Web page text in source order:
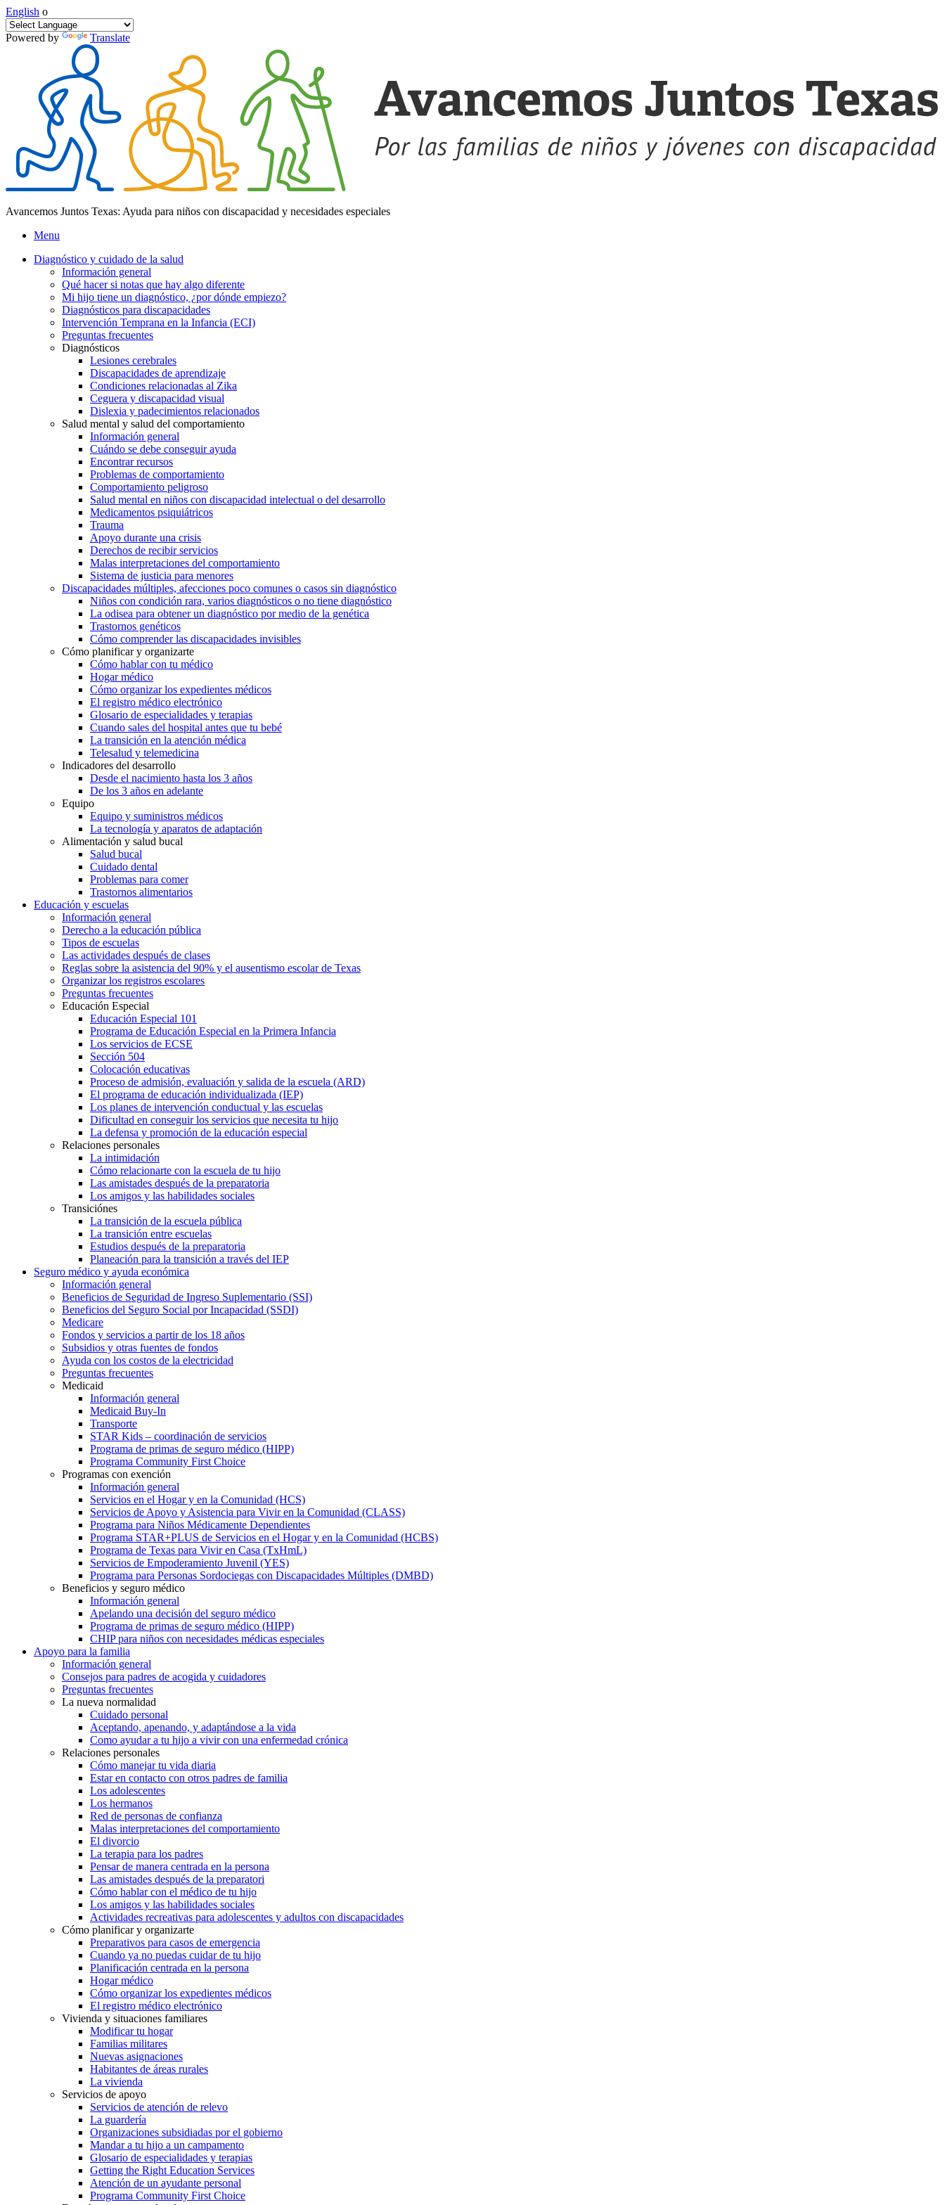
English o
Powered by Translate
Avancemos Juntos Texas: Ayuda para niños con discapacidad y necesidades especiales
Menu
Diagnóstico y cuidado de la salud
Información general
Qué hacer si notas que hay algo diferente
Mi hijo tiene un diagnóstico, ¿por dónde empiezo?
Diagnósticos para discapacidades
Intervención Temprana en la Infancia (ECI)
Preguntas frecuentes
Diagnósticos
Lesiones cerebrales
Discapacidades de aprendizaje
Condiciones relacionadas al Zika
Ceguera y discapacidad visual
Dislexia y padecimientos relacionados
Salud mental y salud del comportamiento
Información general
Cuándo se debe conseguir ayuda
Encontrar recursos
Problemas de comportamiento
Comportamiento peligroso
Salud mental en niños con discapacidad intelectual o del desarrollo
Medicamentos psiquiátricos
Trauma
Apoyo durante una crisis
Derechos de recibir servicios
Malas interpretaciones del comportamiento
Sistema de justicia para menores
Discapacidades múltiples, afecciones poco comunes o casos sin diagnóstico
Niños con condición rara, varios diagnósticos o no tiene diagnóstico
La odisea para obtener un diagnóstico por medio de la genética
Trastornos genéticos
Cómo comprender las discapacidades invisibles
Cómo planificar y organizarte
Cómo hablar con tu médico
Hogar médico
Cómo organizar los expedientes médicos
El registro médico electrónico
Glosario de especialidades y terapias
Cuando sales del hospital antes que tu bebé
La transición en la atención médica
Telesalud y telemedicina
Indicadores del desarrollo
Desde el nacimiento hasta los 3 años
De los 3 años en adelante
Equipo
Equipo y suministros médicos
La tecnología y aparatos de adaptación
Alimentación y salud bucal
Salud bucal
Cuidado dental
Problemas para comer
Trastornos alimentarios
Educación y escuelas
Información general
Derecho a la educación pública
Tipos de escuelas
Las actividades después de clases
Reglas sobre la asistencia del 90% y el ausentismo escolar de Texas
Organizar los registros escolares
Preguntas frecuentes
Educación Especial
Educación Especial 101
Programa de Educación Especial en la Primera Infancia
Los servicios de ECSE
Sección 504
Colocación educativas
Proceso de admisión, evaluación y salida de la escuela (ARD)
El programa de educación individualizada (IEP)
Los planes de intervención conductual y las escuelas
Dificultad en conseguir los servicios que necesita tu hijo
La defensa y promoción de la educación especial
Relaciones personales
La intimidación
Cómo relacionarte con la escuela de tu hijo
Las amistades después de la preparatoria
Los amigos y las habilidades sociales
Transiciónes
La transición de la escuela pública
La transición entre escuelas
Estudios después de la preparatoria
Planeación para la transición a través del IEP
Seguro médico y ayuda económica
Información general
Beneficios de Seguridad de Ingreso Suplementario (SSI)
Beneficios del Seguro Social por Incapacidad (SSDI)
Medicare
Fondos y servicios a partir de los 18 años
Subsidios y otras fuentes de fondos
Ayuda con los costos de la electricidad
Preguntas frecuentes
Medicaid
Información general
Medicaid Buy-In
Transporte
STAR Kids – coordinación de servicios
Programa de primas de seguro médico (HIPP)
Programa Community First Choice
Programas con exención
Información general
Servicios en el Hogar y en la Comunidad (HCS)
Servicios de Apoyo y Asistencia para Vivir en la Comunidad (CLASS)
Programa para Niños Médicamente Dependientes
Programa STAR+PLUS de Servicios en el Hogar y en la Comunidad (HCBS)
Programa de Texas para Vivir en Casa (TxHmL)
Servicios de Empoderamiento Juvenil (YES)
Programa para Personas Sordociegas con Discapacidades Múltiples (DMBD)
Beneficios y seguro médico
Información general
Apelando una decisión del seguro médico
Programa de primas de seguro médico (HIPP)
CHIP para niños con necesidades médicas especiales
Apoyo para la familia
Información general
Consejos para padres de acogida y cuidadores
Preguntas frecuentes
La nueva normalidad
Cuidado personal
Aceptando, apenando, y adaptándose a la vida
Como ayudar a tu hijo a vivir con una enfermedad crónica
Relaciones personales
Cómo manejar tu vida diaria
Estar en contacto con otros padres de familia
Los adolescentes
Los hermanos
Red de personas de confianza
Malas interpretaciones del comportamiento
El divorcio
La terapia para los padres
Pensar de manera centrada en la persona
Las amistades después de la preparatori
Cómo hablar con el médico de tu hijo
Los amigos y las habilidades sociales
Actividades recreativas para adolescentes y adultos con discapacidades
Cómo planificar y organizarte
Preparativos para casos de emergencia
Cuando ya no puedas cuidar de tu hijo
Planificación centrada en la persona
Hogar médico
Cómo organizar los expedientes médicos
El registro médico electrónico
Vivienda y situaciones familiares
Modificar tu hogar
Familias militares
Nuevas asignaciones
Habitantes de áreas rurales
La vivienda
Servicios de apoyo
Servicios de atención de relevo
La guardería
Organizaciones subsidiadas por el gobierno
Mandar a tu hijo a un campamento
Glosario de especialidades y terapias
Getting the Right Education Services
Atención de un ayudante personal
Programa Community First Choice